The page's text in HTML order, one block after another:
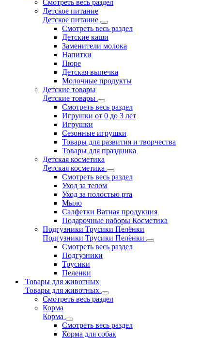
Смотреть весь раздел
Детское питание
Детское питание
Смотреть весь раздел
Детские каши
Заменители молока
Напитки
Пюре
Детская выпечка
Молочные продукты
Детские товары
Детские товары
Смотреть весь раздел
Игрушки от 0 до 3 лет
Игрушки
Сезонные игрушки
Товары для развития и творчества
Товары для праздника
Детская косметика
Детская косметика
Смотреть весь раздел
Уход за телом
Уход за полостью рта
Мыло
Салфетки Ватная продукция
Подарочные наборы Косметика
Подгузники Трусики Пелёнки
Подгузники Трусики Пелёнки
Смотреть весь раздел
Подгузники
Трусики
Пеленки
Товары для животных
Товары для животных
Смотреть весь раздел
Корма
Корма
Смотреть весь раздел
Корма для собак